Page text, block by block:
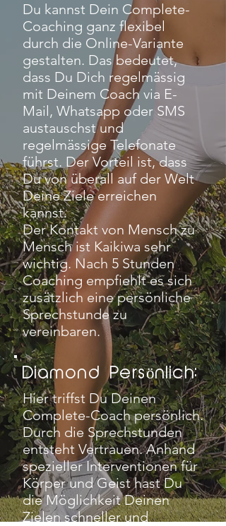
Du kannst Dein Complete-
Coaching ganz flexibel
durch die Online-Variante
gestalten. Das bedeutet,
dass Du Dich regelmässig
mit Deinem Coach via E-
Mail, Whatsapp oder SMS
austauschst und
regelmässige Telefonate
führst. Der Vorteil ist, dass
Du von überall auf der Welt
Deine Ziele erreichen
kannst.
Der Kontakt von Mensch zu
Mensch ist Kaikiwa sehr
wichtig. Nach 5 Stunden
Coaching empfiehlt es sich
zusätzlich eine persönliche
Sprechstunde zu
vereinbaren.
DiamondPersönlich:
Hier triffst Du Deinen
Complete-Coach persönlich.
Durch die Sprechstunden
entsteht Vertrauen. Anhand
spezieller Interventionen für
Körper und Geist hast Du
die Möglichkeit Deinen
Zielen schneller und